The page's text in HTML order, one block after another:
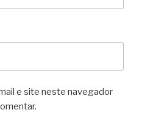
e site neste navegador